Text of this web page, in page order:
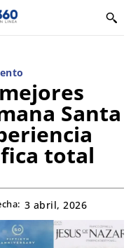
Santa
total
3 abril, 2026